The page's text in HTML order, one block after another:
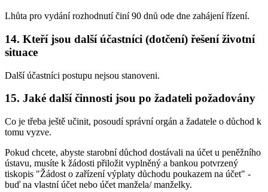
Lhůta pro vydání rozhodnutí činí 90 dnů ode dne zahájení řízení.
14. Kteří jsou další účastníci (dotčení) řešení životní
situace
Další účastníci postupu nejsou stanoveni.
15. Jaké další činnosti jsou po žadateli požadovány
Co je třeba ještě učinit, posoudí správní orgán a žadatele o důchod k
tomu vyzve.
Pokud chcete, abyste starobní důchod dostávali na účet u peněžního
ústavu, musíte k žádosti přiložit vyplněný a bankou potvrzený
tiskopis "Žádost o zařízení výplaty důchodu poukazem na účet" -
buď na vlastní účet nebo účet manžela/ manželky.